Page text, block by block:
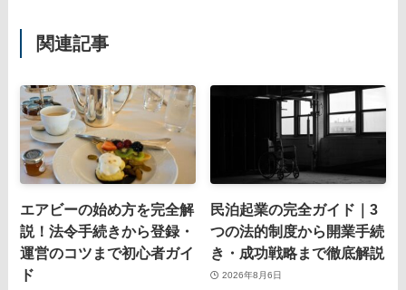
関連記事
エアビーの始め方を完全解
説！法令手続きから登録・
運営のコツまで初心者ガイ
ド
民泊起業の完全ガイド｜3
つの法的制度から開業手続
き・成功戦略まで徹底解説
2026年8月6日